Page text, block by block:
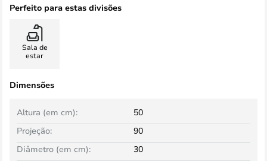
Perfeito para estas divisões
Sala de
estar
Dimensões
Altura (em cm):
50
Projeção:
90
Diâmetro (em cm):
30